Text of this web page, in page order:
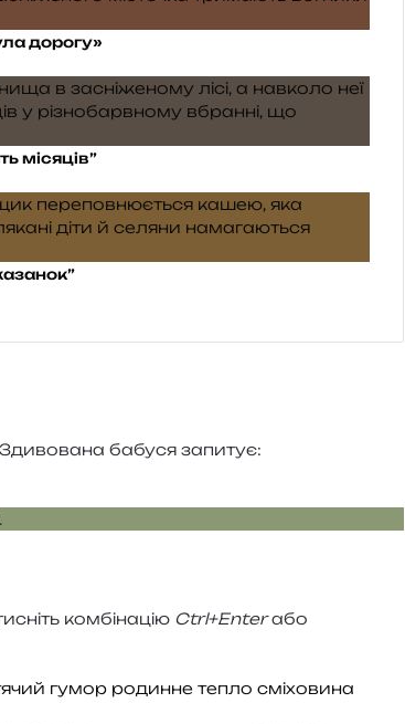
дорогу»
місяців”
бабу­ся запитує:
.
ком­бі­на­цію Ctrl+Enterабо
гумор родинне тепло сміховина